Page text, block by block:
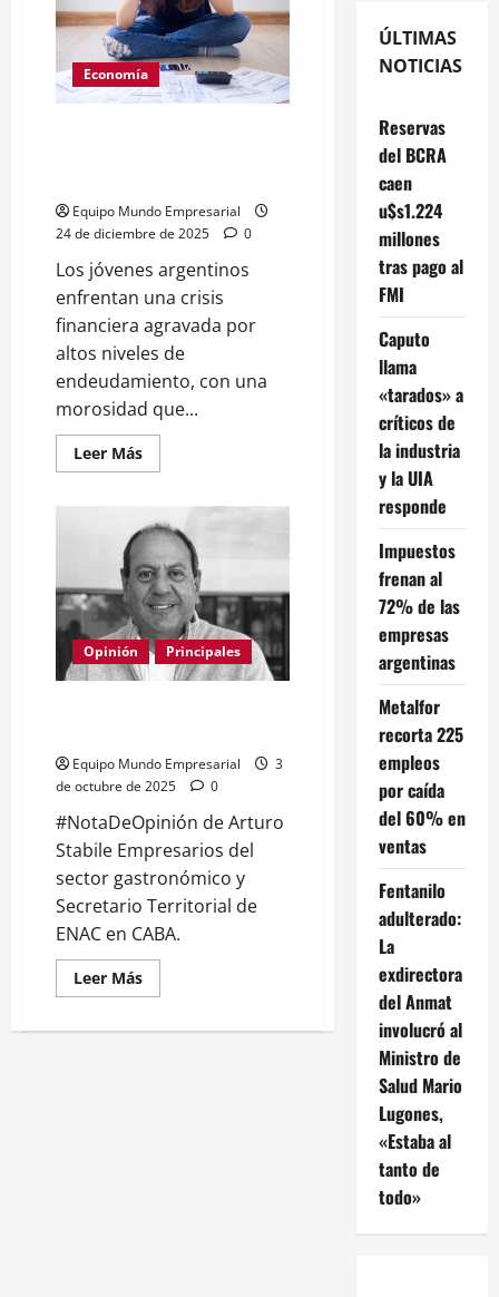
Economía
Equipo Mundo Empresarial
24 de diciembre de 2025
0
Los jóvenes argentinos
enfrentan una crisis
financiera agravada por
altos niveles de
endeudamiento, con una
morosidad que...
Leer MásLeer
más
Jóvenes
endeudados
y
sin
capacidad
de
pago
antes
del
primer
empleo
Opinión Principales
Equipo Mundo Empresarial
3
de octubre de 2025
0
#NotaDeOpinión de Arturo
Stabile Empresarios del
sector gastronómico y
Secretario Territorial de
ENAC en CABA.
Leer MásLeer
más
Otro
ÚLTIMAS
NOTICIAS
Reservas
del BCRA
caen
u$s1.224
millones
tras pago al
FMI
Caputo
llama
«tarados» a
críticos de
la industria
y la UIA
responde
Impuestos
frenan al
72% de las
empresas
argentinas
Metalfor
recorta 225
empleos
por caída
del 60% en
ventas
Fentanilo
adulterado:
La
exdirectora
del Anmat
involucró al
Ministro de
Salud Mario
Lugones,
«Estaba al
tanto de
todo»